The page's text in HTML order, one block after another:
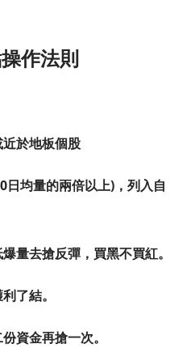
作法則
於地板個股
均量的兩倍以上)，列入自
量去搶反彈，買黑不買紅。
了結。
資金再搶一次。